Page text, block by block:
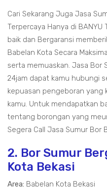
Cari Sekarang Juga Jasa
Terpercaya Hanya di
baik dan Bergaransi
Babelan Kota Secara
serta memuaskan. Jasa Bor
24jam dapat kamu hubungi
kepuasan pengeboran yang
kamu. Untuk mendapatkan
tentang borongan yang
Segera Call Jasa Sumur Bor
2. Bor Sumur
Kota Bekasi
Area: Babelan Kota Bekasi